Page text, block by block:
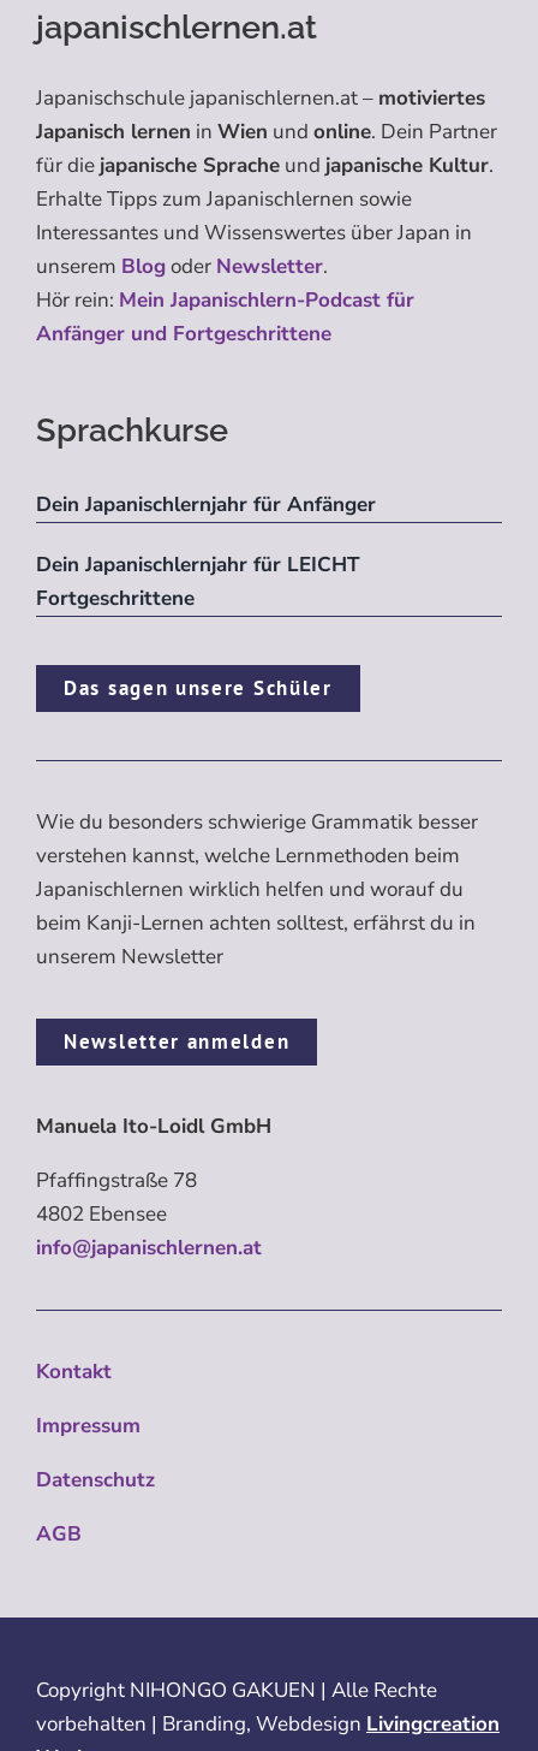
japanischlernen.at
Japanischschule japanischlernen.at – motiviertes
Japanisch lernen in Wien und online. Dein Partner
für die japanische Sprache und japanische Kultur.
Erhalte Tipps zum Japanischlernen sowie
Interessantes und Wissenswertes über Japan in
unserem Blogoder Newsletter.
Hör rein: Mein Japanischlern-Podcast für
Anfänger und Fortgeschrittene
Sprachkurse
Dein Japanischlernjahr für Anfänger
Dein Japanischlernjahr für LEICHT
Fortgeschrittene
Das sagen unsere Schüler
Wie du besonders schwierige Grammatik besser
verstehen kannst, welche Lernmethoden beim
Japanischlernen wirklich helfen und worauf du
beim Kanji-Lernen achten solltest, erfährst du in
unserem Newsletter
Newsletter anmelden
Manuela Ito-Loidl GmbH
Pfaffingstraße 78
4802 Ebensee
info@japanischlernen.at
Kontakt
Impressum
Datenschutz
AGB
Copyright NIHONGO GAKUEN | Alle Rechte
vorbehalten | Branding, Webdesign Livingcreation